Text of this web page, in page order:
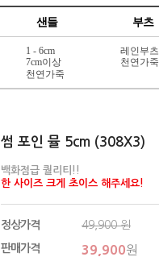
샌들 부츠
1 - 6cm
7cm이상
천연가죽
레인부츠
천연가죽
썸 포인 뮬 5cm (308X3)
백화점급 퀄리티!!
한 사이즈 크게 초이스 해주세요!
정상가격 49,900원
판매가격 39,900원